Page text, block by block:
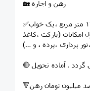
🏡 رهن و اجاره
✅یک واحد منزل مسکونی طبقه اول ۱۲۵ متر مربع ،یک خواب
امکانات (پارکت ،کاغذ
پردازی ،پرده ، و …)
گردد . آماده تحویل
میلیون تومان رهن